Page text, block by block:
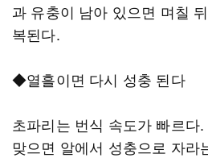
과 유충이 남아 있으면 며칠
복된다.
◆열흘이면 다시 성충 된다
초파리는 번식 속도가 빠르다
맞으면 알에서 성충으로 자라